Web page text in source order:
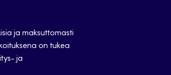
ja maksuttomasti
on tukea
ja